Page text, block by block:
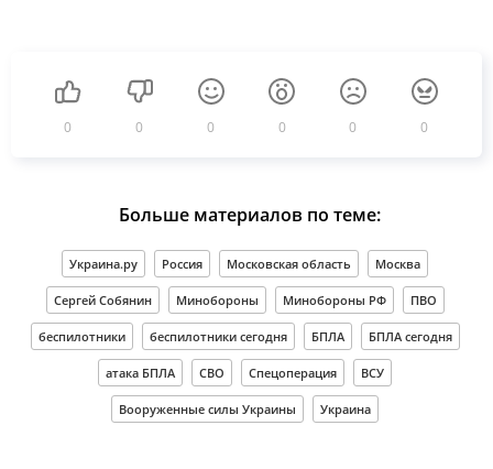
0 0 0 0 0 0
Больше материалов по теме:
Украина.ру Россия Московская область Москва
Сергей Собянин Минобороны Минобороны РФ ПВО
беспилотники беспилотники сегодня БПЛА БПЛА сегодня
атака БПЛА СВО Спецоперация ВСУ
Вооруженные силы Украины Украина